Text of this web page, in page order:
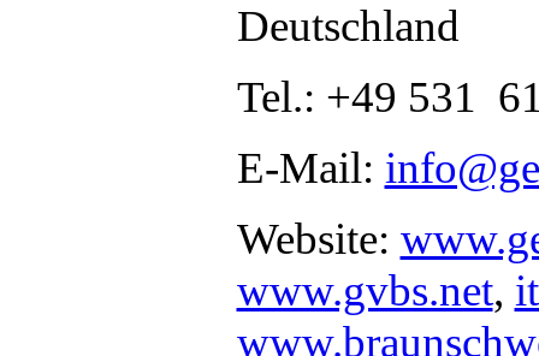
Deutschland
Tel.: +49 531
E-Mail:
Website:
www.gvbs.net,